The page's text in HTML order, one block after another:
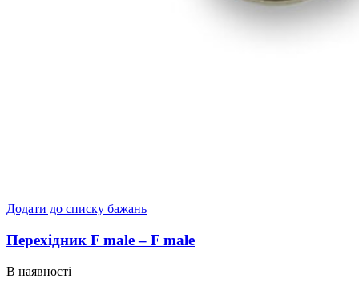
Додати до списку бажань
Перехідник F male – F male
В наявності